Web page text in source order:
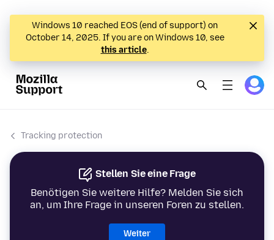
Windows 10 reached EOS (end of support) on
October 14, 2025. If you are on Windows 10, see
this article.
Tracking protection
Stellen Sie eine Frage
Benötigen Sie weitere Hilfe? Melden Sie sich
an, um Ihre Frage in unseren Foren zu stellen.
Weiter